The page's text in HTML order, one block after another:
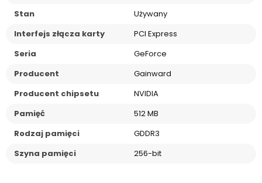
Stan
Używany
Interfejs złącza karty
PCI Express
Seria
GeForce
Producent
Gainward
Producent chipsetu
NVIDIA
Pamięć
512 MB
Rodzaj pamięci
GDDR3
Szyna pamięci
256-bit